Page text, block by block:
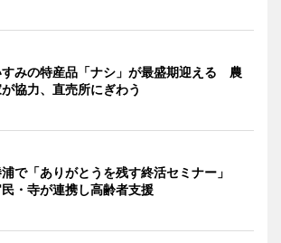
すみの特産品「ナシ」が最盛期迎える 農
協力、直売所にぎわう
浦で「ありがとうを残す終活セミナー」
・寺が連携し高齢者支援